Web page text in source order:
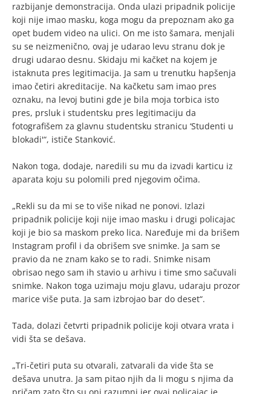
razbijanje demonstracija. Onda ulazi pripadnik policije
koji nije imao masku, koga mogu da prepoznam ako ga
opet budem video na ulici. On me isto šamara, menjali
su se neizmenično, ovaj je udarao levu stranu dok je
drugi udarao desnu. Skidaju mi kačket na kojem je
istaknuta pres legitimacija. Ja sam u trenutku hapšenja
imao četiri akreditacije. Na kačketu sam imao pres
oznaku, na levoj butini gde je bila moja torbica isto
pres, prsluk i studentsku pres legitimaciju da
fotografišem za glavnu studentsku stranicu ‘Studenti u
blokadi'“, ističe Stanković.
Nakon toga, dodaje, naredili su mu da izvadi karticu iz
aparata koju su polomili pred njegovim očima.
„Rekli su da mi se to više nikad ne ponovi. Izlazi
pripadnik policije koji nije imao masku i drugi policajac
koji je bio sa maskom preko lica. Naređuje mi da brišem
Instagram profil i da obrišem sve snimke. Ja sam se
pravio da ne znam kako se to radi. Snimke nisam
obrisao nego sam ih stavio u arhivu i time smo sačuvali
snimke. Nakon toga uzimaju moju glavu, udaraju prozor
marice više puta. Ja sam izbrojao bar do deset“.
Tada, dolazi četvrti pripadnik policije koji otvara vrata i
vidi šta se dešava.
„Tri-četiri puta su otvarali, zatvarali da vide šta se
dešava unutra. Ja sam pitao njih da li mogu s njima da